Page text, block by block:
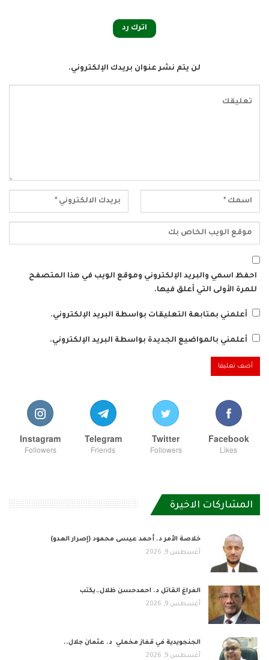
اترك رد
لن يتم نشر عنوان بريدك الإلكتروني.
احفظ اسمي والبريد الإلكتروني وموقع الويب في هذا المتصفح
للمرة الأولى التي أعلق فيها.
أعلمني بمتابعة التعليقات بواسطة البريد الإلكتروني.
أعلمني بالمواضيع الجديدة بواسطة البريد الإلكتروني.
Facebook
Likes
Twitter
Followers
Telegram
Friends
Instagram
Followers
المشاركات الاخيرة
خلاصة الأمر د. أحمد عيسى محمود (إصرار العدو)
أغسطس 9, 2026
الفراغ القاتل د. احمدحسن ظلال…يكتب
أغسطس 9, 2026
الجنجويدية في قفاز مخملي د. عثمان جلال..
أغسطس 9, 2026